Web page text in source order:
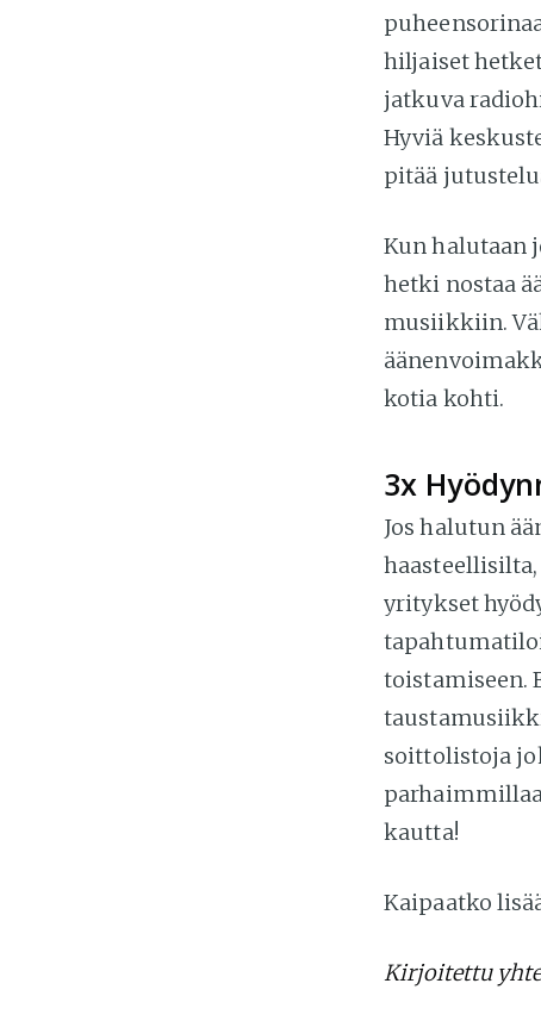
hiljaiset
jatkuva
Hyviä
pitää
Kun halutaan
hetki nostaa
musiikkiin.
kotia kohti.
3x
Jos halutun
yritykset
toistamiseen.
soittolistoja
kautta!
Kaipaatko
Kirjoitettu